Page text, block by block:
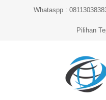
Whataspp :
Pilihan